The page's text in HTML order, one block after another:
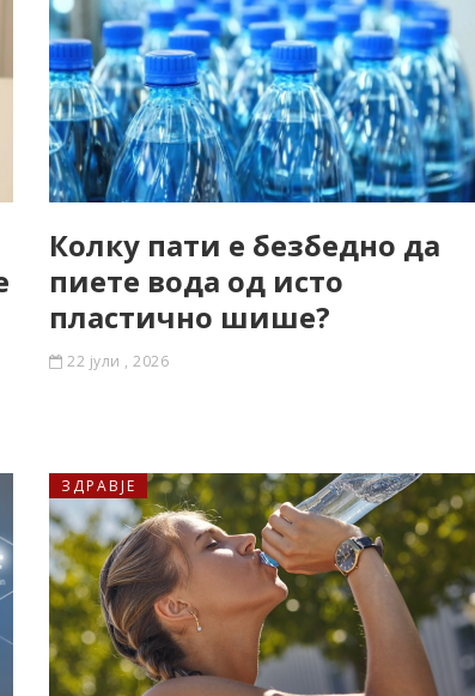
Колку пати е безбедно да
пиете вода од исто
пластично шише?
22 јули , 2026
ЗДРАВЈЕ